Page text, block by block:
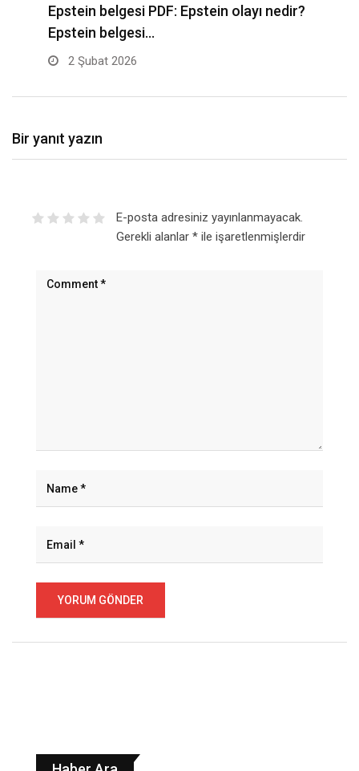
Epstein belgesi PDF: Epstein olayı nedir?
Epstein belgesi…
2 Şubat 2026
Bir yanıt yazın
E-posta adresiniz yayınlanmayacak.
Gerekli alanlar *ile işaretlenmişlerdir